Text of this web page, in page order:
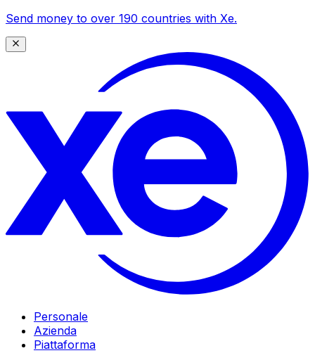
Send money to over 190 countries with Xe.
Personale
Azienda
Piattaforma